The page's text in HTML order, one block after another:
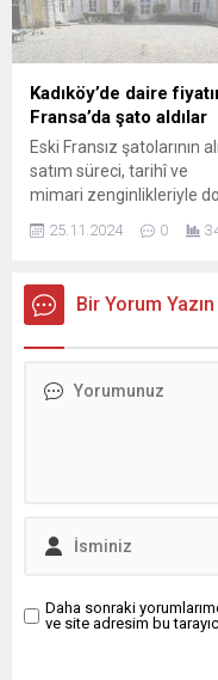
gücü olduğu vurgulandı.
Yayınlanan videoda; hudut
güvenliğinden zırhlı
birliklerin faaliyetlerine,
topçu atışlarından
destekli operasyonlara
kadar geniş bir
yelpaze gösterildi. Ayrıca
komando unsurlarının...
Kadıköy’de daire
Fransa’da şato aldılar
Eski Fransız şatolarının
satım süreci, tarihî ve
mimari zenginlikleriyle
bir yolculuktur. Bu içerikte,
şatoların satışı sırasında
dikkat edilmesi gereken
noktalar detaylı bir şekilde
25.11.2024 0
Bir Yorum Yazın
Daha sonraki
ve site adresim bu